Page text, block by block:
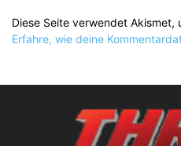
Diese Seite verwendet Akismet,
Erfahre, wie deine